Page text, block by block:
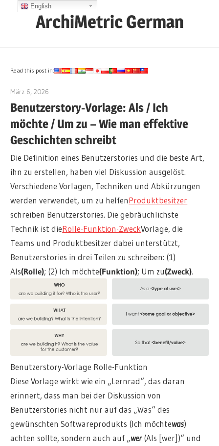
ArchiMetric German
Ops,
and
More
Read this post in:
März 6, 2026
Benutzerstory-Vorlage: Als / Ich
möchte / Um zu – Wie man effektive
Geschichten schreibt
Die Definition eines Benutzerstories und die beste Art,
ihn zu erstellen, haben viel Diskussion ausgelöst.
Verschiedene Vorlagen, Techniken und Abkürzungen
werden verwendet, um zu helfenProduktbesitzer
schreiben Benutzerstories. Die gebräuchlichste
Technik ist dieRolle-Funktion-ZweckVorlage, die
Teams und Produktbesitzer dabei unterstützt,
Benutzerstories in drei Teilen zu schreiben: (1)
Als(Rolle); (2) Ich möchte(Funktion); Um zu(Zweck).
Benutzerstory-Vorlage Rolle-Funktion
Diese Vorlage wirkt wie ein „Lernrad“, das daran
erinnert, dass man bei der Diskussion von
Benutzerstories nicht nur auf das „Was“ des
gewünschten Softwareprodukts (Ich möchtewas)
achten sollte, sondern auch auf „wer(Als [wer])“ und
English